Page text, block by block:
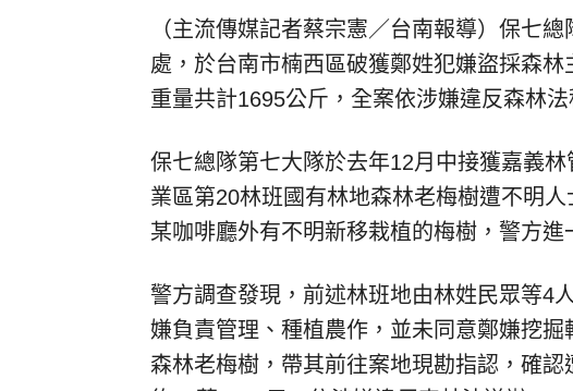
（主流傳媒記者蔡宗憲／台南報導）保七
處，於台南市楠西區破獲鄭姓犯嫌盜採森林
重量共計1695公斤，全案依涉嫌違反森林
保七總隊第七大隊於去年12月中接獲嘉義
業區第20林班國有林地森林老梅樹遭不明
某咖啡廳外有不明新移栽植的梅樹，警方進
警方調查發現，前述林班地由林姓民眾等4
嫌負責管理、種植農作，並未同意鄭嫌挖
森林老梅樹，帶其前往案地現勘指認，確